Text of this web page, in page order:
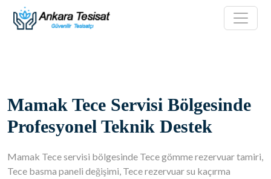
Mamak Tece Servisi Bölgesinde
Profesyonel Teknik Destek
Mamak Tece servisi bölgesinde Tece gömme rezervuar tamiri,
Tece basma paneli değişimi, Tece rezervuar su kaçırma